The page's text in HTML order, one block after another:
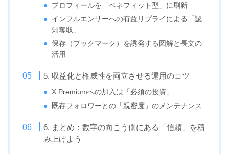
プロフィールを「ベネフィット型」に刷新
インフルエンサーへの有益リプライによる「認
知奪取」
保存（ブックマーク）を誘発する図解と長文の
活用
5. 収益化と権威性を両立させる運用のコツ
X Premiumへの加入は「必須の投資」
既存フォロワーとの「親密度」のメンテナンス
6. まとめ：数字の向こう側にある「信頼」を積
み上げよう